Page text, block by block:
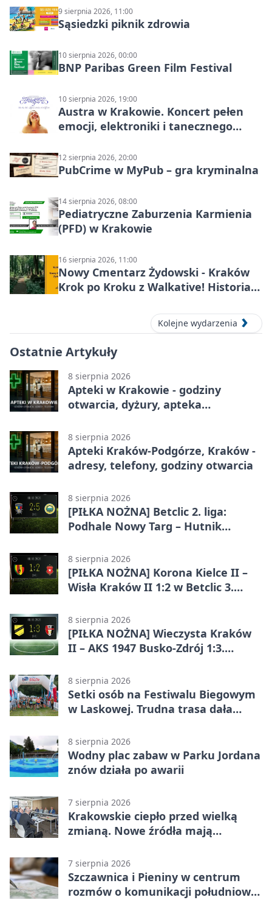
9 sierpnia 2026, 11:00
Sąsiedzki piknik zdrowia
10 sierpnia 2026, 00:00
BNP Paribas Green Film Festival
10 sierpnia 2026, 19:00
Austra w Krakowie. Koncert pełen
emocji, elektroniki i tanecznego
12 sierpnia 2026, 20:00
PubCrime w MyPub – gra kryminalna
14 sierpnia 2026, 08:00
Pediatryczne Zaburzenia Karmienia
(PFD) w Krakowie
16 sierpnia 2026, 11:00
Nowy Cmentarz Żydowski - Kraków
Krok po Kroku z Walkative! Historia
Kolejne wydarzenia
Ostatnie Artykuły
8 sierpnia 2026
Apteki w Krakowie - godziny
otwarcia, dyżury, apteka
8 sierpnia 2026
Apteki Kraków-Podgórze, Kraków -
adresy, telefony, godziny otwarcia
8 sierpnia 2026
[PIŁKA NOŻNA] Betclic 2. liga:
Podhale Nowy Targ – Hutnik
efektownym zwycięstwem
8 sierpnia 2026
[PIŁKA NOŻNA] Korona Kielce II –
Wisła Kraków II 1:2 w Betclic 3.
odwróciła losy meczu
8 sierpnia 2026
[PIŁKA NOŻNA] Wieczysta Kraków
II – AKS 1947 Busko-Zdrój 1:3.
Liga Grupa 4 (Grupa IV)
8 sierpnia 2026
Setki osób na Festiwalu Biegowym
w Laskowej. Trudna trasa dała
8 sierpnia 2026
Wodny plac zabaw w Parku Jordana
znów działa po awarii
7 sierpnia 2026
Krakowskie ciepło przed wielką
zmianą. Nowe źródła mają
7 sierpnia 2026
Szczawnica i Pieniny w centrum
rozmów o komunikacji południowej